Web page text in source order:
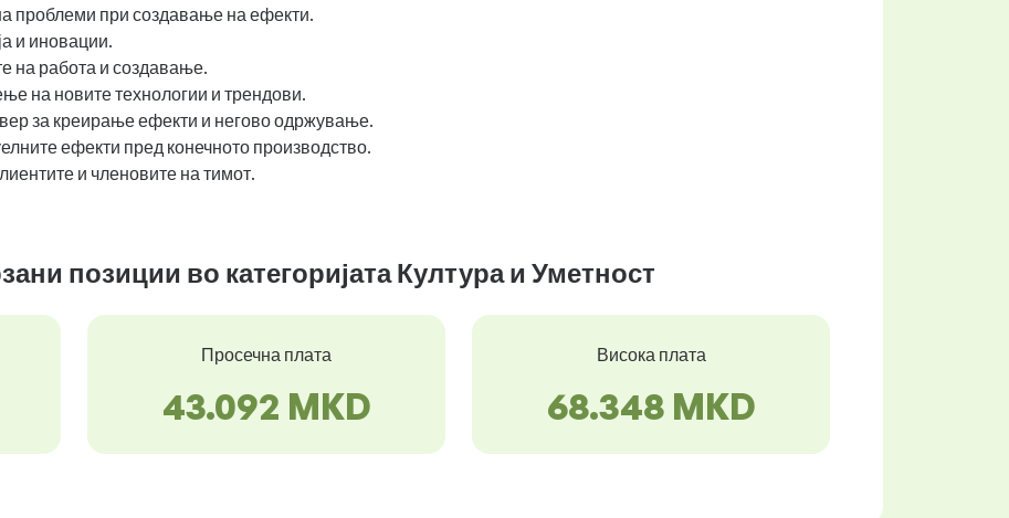
при создавање на ефекти.
и иновации.
на работа и создавање.
на новите технологии и трендови.
за креирање ефекти и негово одржување.
ефекти пред конечното производство.
и членовите на тимот.
позиции во категоријата Култура и Уметност
Просечна плата
43.092 MKD
Висока плата
68.348 MKD